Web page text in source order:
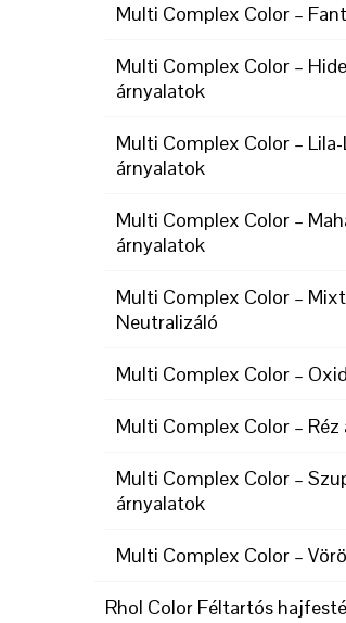
Multi Complex Color –
Multi Complex Color –
árnyalatok
Multi Complex Color –
árnyalatok
Multi Complex Color –
árnyalatok
Multi Complex Color –
Neutralizáló
Multi Complex Color –
Multi Complex Color –
Multi Complex Color –
árnyalatok
Multi Complex Color –
Rhol Color Féltartós